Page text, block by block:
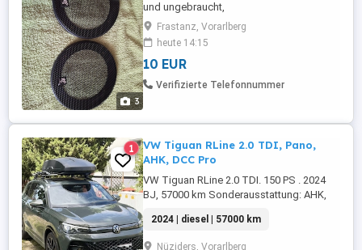
3
und ungebraucht,
Frastanz, Vorarlberg
heute 14:15
10 EUR
Verifizierte Telefonnummer
1
VW Tiguan RLine 2.0 TDI, Pano,
AHK, DCC Pro
VW Tiguan RLine 2.0 TDI. 150 PS . 2024
BJ, 57000 km Sonderausstattung: AHK,
geräuschdämmend , DCC Pro,
Infotainment Paket ( Navi), Räder 20", IQ
2024 | diesel | 57000 km
Nüziders, Vorarlberg